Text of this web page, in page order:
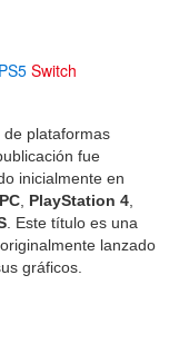
PS5 Switch
plataformas
fue
inicialmente en
PC PlayStation 4
. Este título es una
lanzado
gráficos.